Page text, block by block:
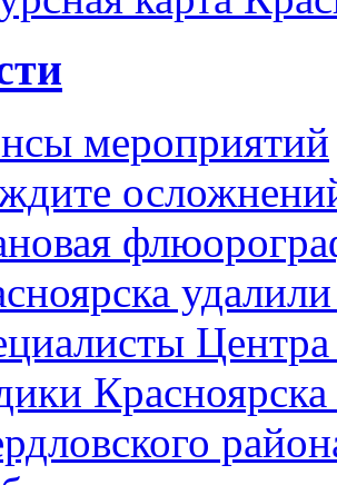
мероприятий